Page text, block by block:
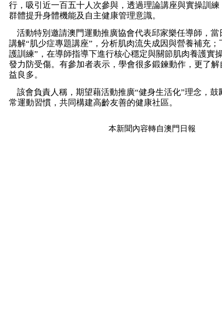
行，吸引近一百五十人次參與，透過理論講座與實操訓
群體提升身體機能及自主健康管理意識。
活動特別邀請澳門運動推廣協會代表邱家樂任導師，當
講解“肌少症專題講座”，分析肌肉流失成因與營養補充；
護訓練”，在導師指導下進行核心穩定與關節肌肉養護實
發力防受傷。有參加者表示，學會很多鍛鍊動作，更了
益良多。
該會負責人稱，期望藉活動推廣“健身生活化”理念，鼓
常運動習慣，共同構建高齡友善的健康社區。
本新聞內容轉自澳門日報